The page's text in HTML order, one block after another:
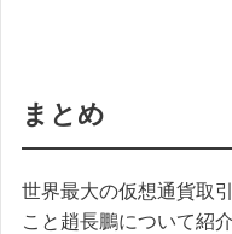
まとめ
世界最大の仮想通貨取
こと趙長鵬について紹